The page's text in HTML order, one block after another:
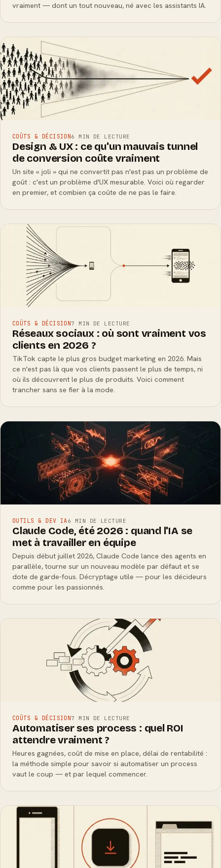
vraiment — dont un tout nouveau, né avec les assistants IA.
COÛTS & DÉCISION6 MIN DE LECTURE
Design & UX : ce qu'un mauvais tunnel
de conversion coûte vraiment
Un site « joli » qui ne convertit pas n'est pas un problème de
goût : c'est un problème d'UX mesurable. Voici où regarder
en premier, et combien ça coûte de ne pas le faire.
COÛTS & DÉCISION7 MIN DE LECTURE
Réseaux sociaux : où sont vraiment vos
clients en 2026 ?
TikTok capte le plus gros budget marketing en 2026. Mais
ce n'est pas là que vos clients passent le plus de temps, ni
où ils découvrent le plus de produits. Voici comment
trancher sans se fier à la mode.
OUTILS & DEV IA6 MIN DE LECTURE
Claude Code, été 2026 : quand l'IA se
met à travailler en équipe
Depuis début juillet 2026, Claude Code lance des agents en
parallèle, tourne sur un nouveau modèle par défaut et se
dote de garde-fous. Décryptage utile — pour les décideurs
comme pour les passionnés.
COÛTS & DÉCISION7 MIN DE LECTURE
Automatiser ses process : quel ROI
attendre vraiment ?
Heures gagnées, coût de mise en place, délai de rentabilité :
la méthode simple pour savoir si automatiser un process
vaut le coup — et par lequel commencer.